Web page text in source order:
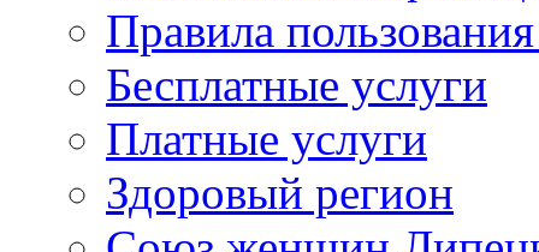
Правила
Бесплатные услуги
Платные услуги
Здоровый регион